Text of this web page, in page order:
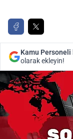
Kamu Personeli
olarak ekleyin!